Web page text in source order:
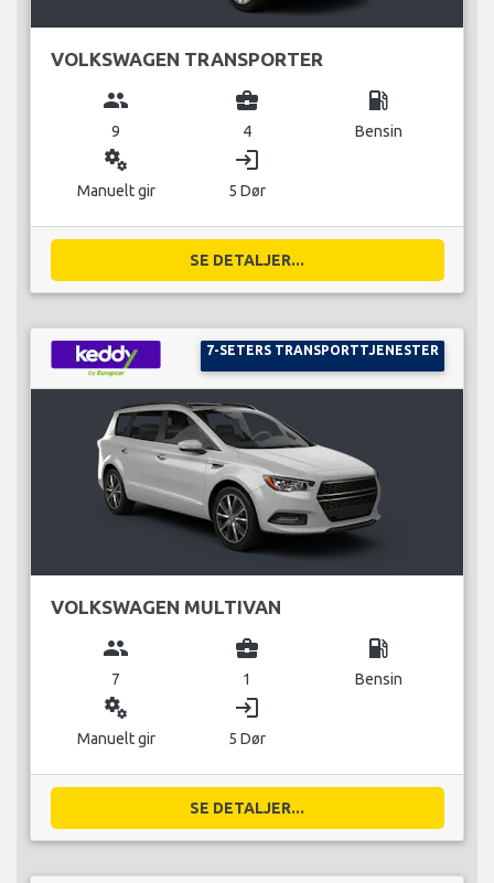
VOLKSWAGEN TRANSPORTER
group
9
business_center
4
local_gas_station
Bensin
miscellaneous_services
Manuelt gir
login
5 Dør
SE DETALJER...
7-SETERS TRANSPORTTJENESTER
VOLKSWAGEN MULTIVAN
group
7
business_center
1
local_gas_station
Bensin
miscellaneous_services
Manuelt gir
login
5 Dør
SE DETALJER...